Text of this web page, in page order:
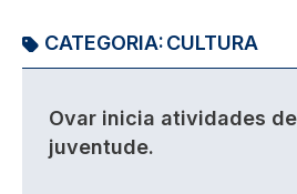
CATEGORIA:CULTURA
Ovar inicia atividades
juventude.